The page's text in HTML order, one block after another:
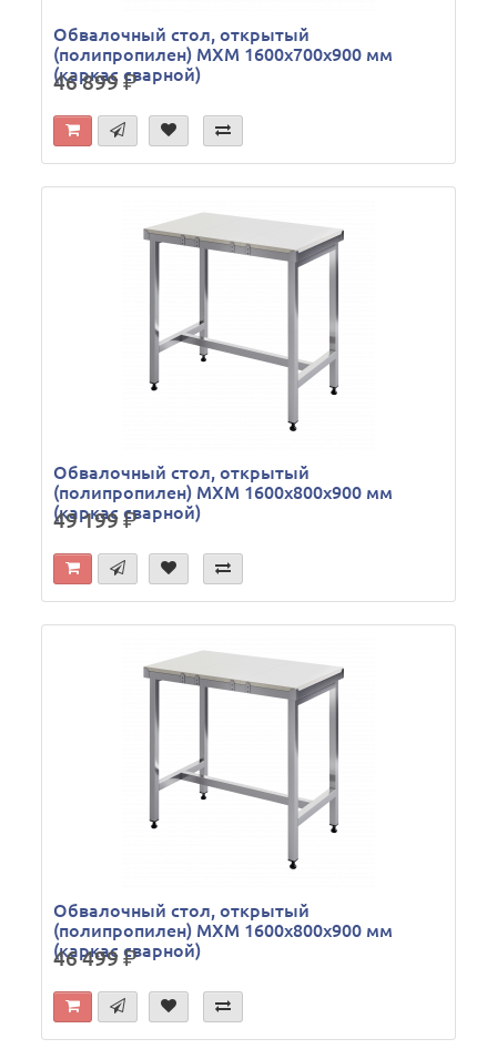
Обвалочный стол, открытый
(полипропилен) МХМ 1600х700х900 мм
(каркас сварной)
46 899р.
Обвалочный стол, открытый
(полипропилен) МХМ 1600х800х900 мм
(каркас сварной)
49 199р.
Обвалочный стол, открытый
(полипропилен) МХМ 1600х800х900 мм
(каркас сварной)
46 499р.